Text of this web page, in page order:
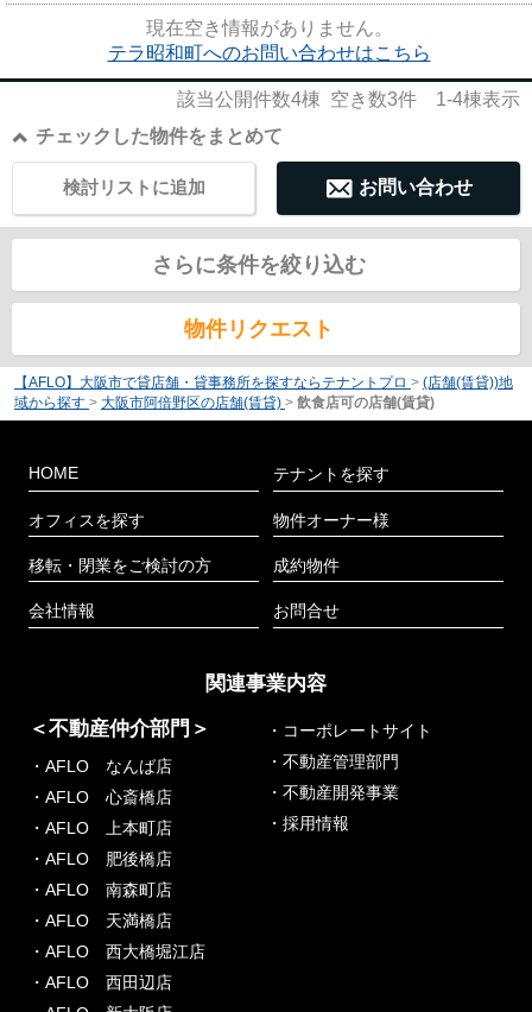
尚、弊社ではおとり広告は一切...
現在空き情報がありません。
テラ昭和町へのお問い合わせはこちら
該当公開件数4棟 空き数3件 1-4棟表示
チェックした物件をまとめて
お問い合わせ
検討リストに追加
さらに条件を絞り込む
物件リクエスト
【AFLO】大阪市で貸店舗・貸事務所を探すならテナントプロ > (店舗(賃貸))地
域から探す > 大阪市阿倍野区の店舗(賃貸) > 飲食店可の店舗(賃貸)
HOME
オフィスを探す
移転・閉業をご検討の方
会社情報
テナントを探す
物件オーナー様
成約物件
お問合せ
関連事業内容
＜不動産仲介部門＞
・AFLO なんば店
・AFLO 心斎橋店
・AFLO 上本町店
・AFLO 肥後橋店
・AFLO 南森町店
・AFLO 天満橋店
・AFLO 西大橋堀江店
・AFLO 西田辺店
・コーポレートサイト
・不動産管理部門
・不動産開発事業
・採用情報